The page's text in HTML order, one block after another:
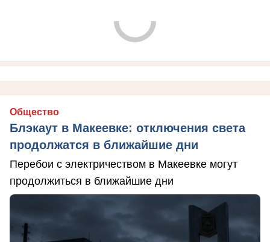
Общество
Блэкаут в Макеевке: отключения света
продолжатся в ближайшие дни
Перебои с электричеством в Макеевке могут
продолжиться в ближайшие дни